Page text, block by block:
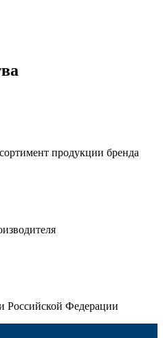
продукции бренда
Российской Федерации